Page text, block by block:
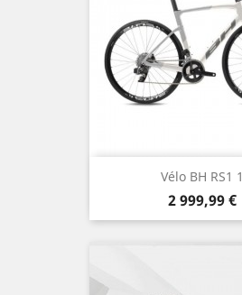
Vélo BH RS1 1
Prix
2 999,99 €